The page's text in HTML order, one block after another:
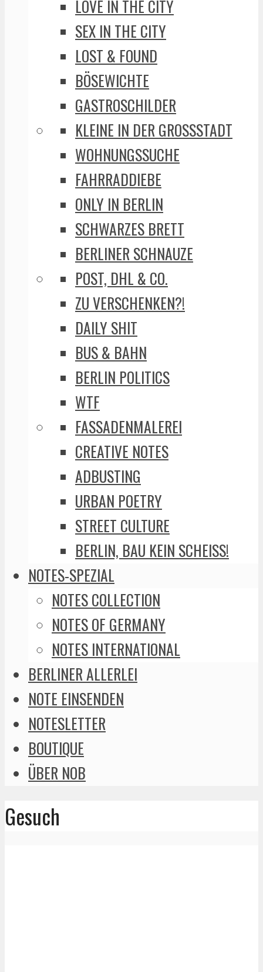
LOVE IN THE CITY
SEX IN THE CITY
LOST & FOUND
BÖSEWICHTE
GASTROSCHILDER
KLEINE IN DER GROSSSTADT
WOHNUNGSSUCHE
FAHRRADDIEBE
ONLY IN BERLIN
SCHWARZES BRETT
BERLINER SCHNAUZE
POST, DHL & CO.
ZU VERSCHENKEN?!
DAILY SHIT
BUS & BAHN
BERLIN POLITICS
WTF
FASSADENMALEREI
CREATIVE NOTES
ADBUSTING
URBAN POETRY
STREET CULTURE
BERLIN, BAU KEIN SCHEISS!
NOTES-SPEZIAL
NOTES COLLECTION
NOTES OF GERMANY
NOTES INTERNATIONAL
BERLINER ALLERLEI
NOTE EINSENDEN
NOTESLETTER
BOUTIQUE
ÜBER NOB
Gesuch